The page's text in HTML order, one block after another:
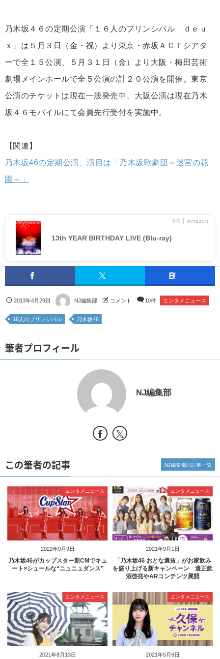
乃木坂４６の定期公演「１６人のプリンシパル ｄｅｕ
ｘ」は５月３日（金・祝）より東京・赤坂ＡＣＴシアタ
ーで全１５公演、５月３１日（金）より大阪・梅田芸術
劇場メインホールで全５公演の計２０公演を開催。東京
公演のチケットは現在一般発売中、大阪公演は現在乃木
坂４６モバイルにて会員先行受付を実施中。
【関連】
乃木坂46の定期公演、演目は「乃木坂歌劇団～迷宮の花
園～」
PR │ Amazon
13th YEAR BIRTHDAY LIVE (Blu-ray)
2013年4月29日 NJ編集部 コメント 10件 エンタメニュース
16人のプリンシパル 乃木坂46
筆者プロフィール
NJ編集部
この筆者の記事
2022年9月9日
エンタメニュース
乃木坂46がカップスター新CMでキュ
ート×シュールな“ニュニュダンス”
2021年9月1日
エンタメニュース
「乃木坂46 おとな選抜」がお家飲み
を盛り上げる新キャンペーン 適正飲
酒啓発やARコンテンツ展開
2021年8月13日
エンタメニュース
2021年5月6日
エンタメニュース
NJ編集部の記事一覧